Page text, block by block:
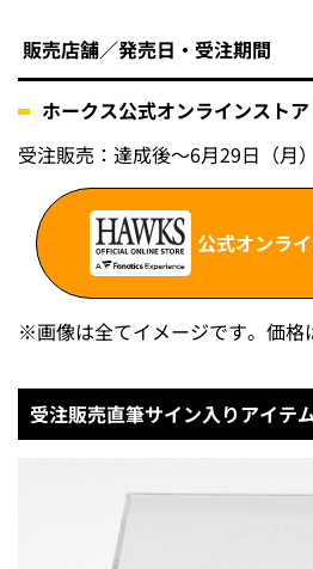
販売店舗／発売日・受注期間
ホークス公式オンラインストア
受注販売：達成後～6月29日（月
公式オンラ
※画像は全てイメージです。価格
受注販売直筆サイン入りアイテ